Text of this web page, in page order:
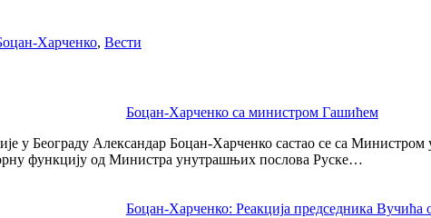
Харченко, Вести
Боцан-Харченко са министром Гашићем
у Београду Александар Боцан-Харченко састао се са
функцију од Министра унутрашњих послова Руске…
Боцан-Харченко: Реакција председника Вучића